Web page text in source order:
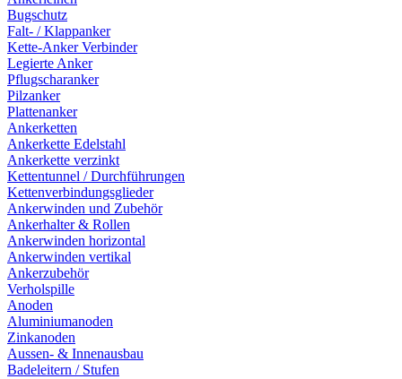
Bugschutz
Falt- / Klappanker
Kette-Anker Verbinder
Legierte Anker
Pflugscharanker
Pilzanker
Plattenanker
Ankerketten
Ankerkette Edelstahl
Ankerkette verzinkt
Kettentunnel / Durchführungen
Kettenverbindungsglieder
Ankerwinden und Zubehör
Ankerhalter & Rollen
Ankerwinden horizontal
Ankerwinden vertikal
Ankerzubehör
Verholspille
Anoden
Aluminiumanoden
Zinkanoden
Aussen- & Innenausbau
Badeleitern / Stufen